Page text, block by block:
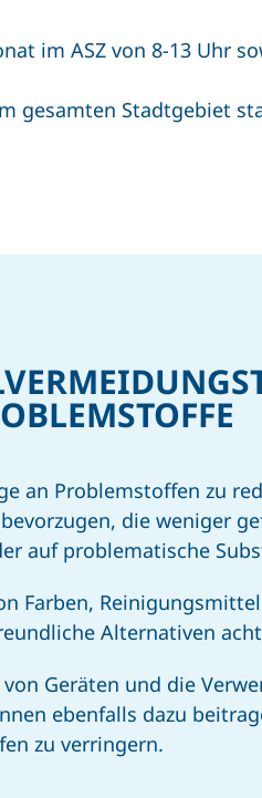
im ASZ von 8-13 Uhr
gesamten Stadtgebiet
an Problemstoffen zu
die weniger
auf problematische
Farben,
Alternativen
Geräten und die
ebenfalls dazu
zu verringern.